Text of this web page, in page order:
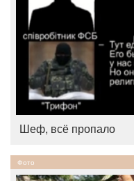
Шеф, всё пропало
Фото